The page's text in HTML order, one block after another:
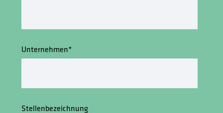
Unternehmen*
Stellenbezeichnung